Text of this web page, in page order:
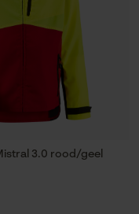
3.0 rood/geel